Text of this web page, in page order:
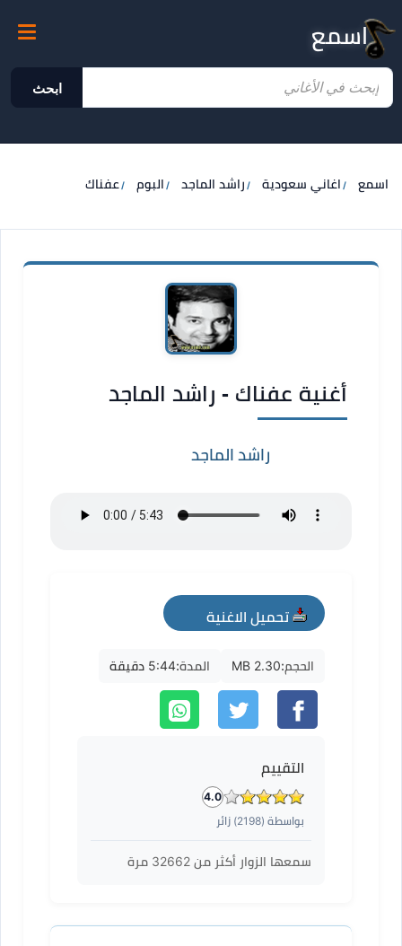
اسمع
ابحث
اسمع اغاني سعودية راشد الماجد البوم عفناك
أغنية عفناك - راشد الماجد
راشد الماجد
تحميل الاغنية
mp3
الحجم:2.30 MB المدة:5:44 دقيقة
التقييم
4.0
بواسطة (2198) زائر
سمعها الزوار أكثر من 32662 مرة